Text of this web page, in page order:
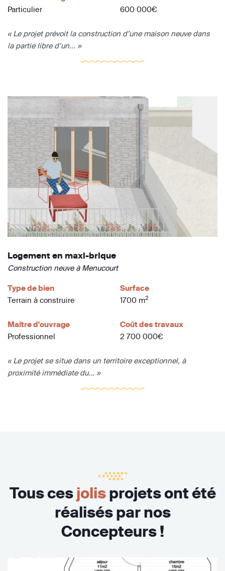
Particulier
600 000€
« Le projet prévoit la construction d’une maison neuve dans
la partie libre d’un... »
Logement en maxi-brique
Construction neuve à Menucourt
Type de bien
Terrain à construire
Surface
1700 m2
Maître d'ouvrage
Professionnel
Coût des travaux
2 700 000€
« Le projet se situe dans un territoire exceptionnel, à
proximité immédiate du... »
Tous cesjolisprojets ont été
réalisés par nos
Concepteurs !